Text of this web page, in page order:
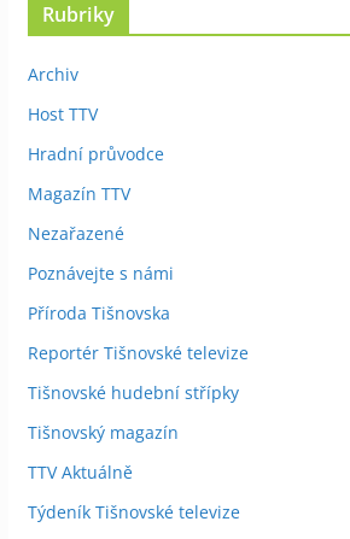
Rubriky
Archiv
Host TTV
Hradní průvodce
Magazín TTV
Nezařazené
Poznávejte s námi
Příroda Tišnovska
Reportér Tišnovské televize
Tišnovské hudební střípky
Tišnovský magazín
TTV Aktuálně
Týdeník Tišnovské televize